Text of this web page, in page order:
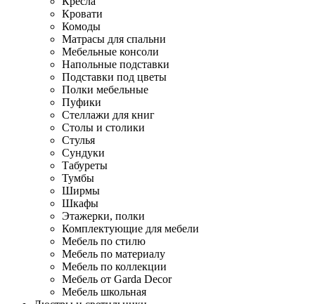
Кровати
Комоды
Матрасы для спальни
Мебельные консоли
Напольные подставки
Подставки под цветы
Полки мебельные
Пуфики
Стеллажи для книг
Столы и столики
Стулья
Сундуки
Табуреты
Тумбы
Ширмы
Шкафы
Этажерки, полки
Комплектующие для мебели
Мебель по стилю
Мебель по материалу
Мебель по коллекции
Мебель от Garda Decor
Мебель школьная